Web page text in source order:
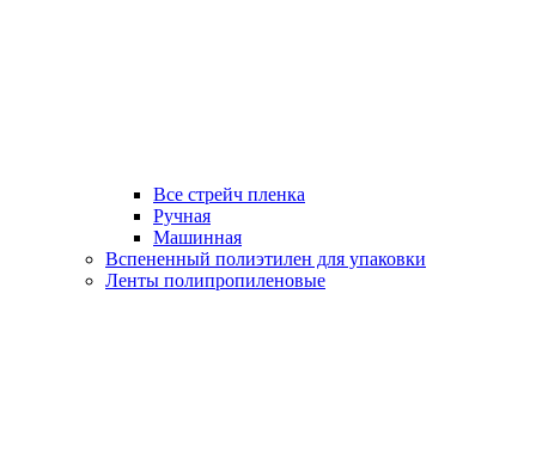
Все стрейч пленка
Ручная
Машинная
Вспененный полиэтилен для упаковки
Ленты полипропиленовые